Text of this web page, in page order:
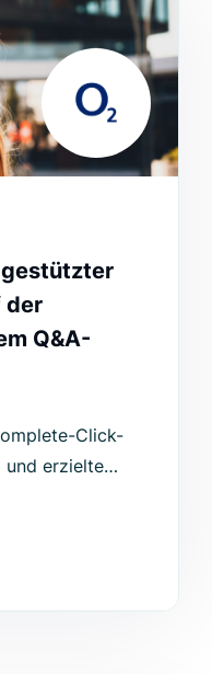
der
Q&A-
Click-
und erzielte